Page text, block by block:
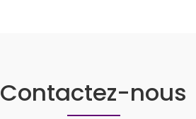
Contactez-nous